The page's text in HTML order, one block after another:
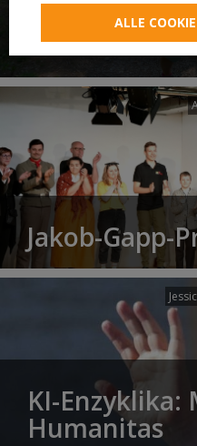
Neuer
Laudato si’
Jakob-Gapp-
KI-Enzyklika:
Humanitas
ALLE